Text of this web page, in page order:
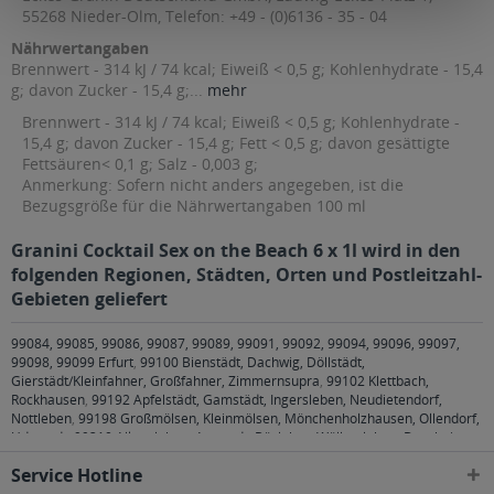
55268 Nieder-Olm, Telefon: +49 - (0)6136 - 35 - 04
Nährwertangaben
Brennwert - 314 kJ / 74 kcal; Eiweiß < 0,5 g; Kohlenhydrate - 15,4
g; davon Zucker - 15,4 g;... mehr
Brennwert - 314 kJ / 74 kcal; Eiweiß < 0,5 g; Kohlenhydrate -
15,4 g; davon Zucker - 15,4 g; Fett < 0,5 g; davon gesättigte
Fettsäuren< 0,1 g; Salz - 0,003 g;
Anmerkung: Sofern nicht anders angegeben, ist die
Bezugsgröße für die Nährwertangaben 100 ml
Granini Cocktail Sex on the Beach 6 x 1l wird in den
folgenden Regionen, Städten, Orten und Postleitzahl-
Gebieten geliefert
99084, 99085, 99086, 99087, 99089, 99091, 99092, 99094, 99096, 99097,
99098, 99099 Erfurt, 99100 Bienstädt, Dachwig, Döllstädt,
Gierstädt/Kleinfahner, Großfahner, Zimmernsupra, 99102 Klettbach,
Rockhausen, 99192 Apfelstädt, Gamstädt, Ingersleben, Neudietendorf,
Nottleben, 99198 Großmölsen, Kleinmölsen, Mönchenholzhausen, Ollendorf,
Udestedt
99310 Alkersleben, Arnstadt, Bösleben-Wüllersleben, Dornheim,
99334 Elleben, Elxleben, Ichtershausen, Kirchheim
Service Hotline